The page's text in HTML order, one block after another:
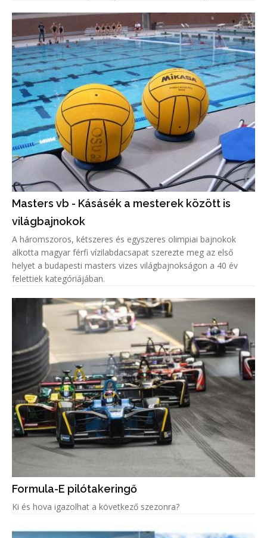
Masters vb - Kásásék a mesterek között is
világbajnokok
A háromszoros, kétszeres és egyszeres olimpiai bajnokok
alkotta magyar férfi vízilabdacsapat szerezte meg az első
helyet a budapesti masters vizes világbajnokságon a 40 év
felettiek kategóriájában.
Formula-E pilótakeringő
Ki és hova igazolhat a következő szezonra?